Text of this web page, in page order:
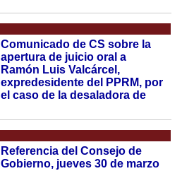
Comunicado de CS sobre la
apertura de juicio oral a
Ramón Luis Valcárcel,
expredesidente del PPRM, por
el caso de la desaladora de
Referencia del Consejo de
Gobierno, jueves 30 de marzo